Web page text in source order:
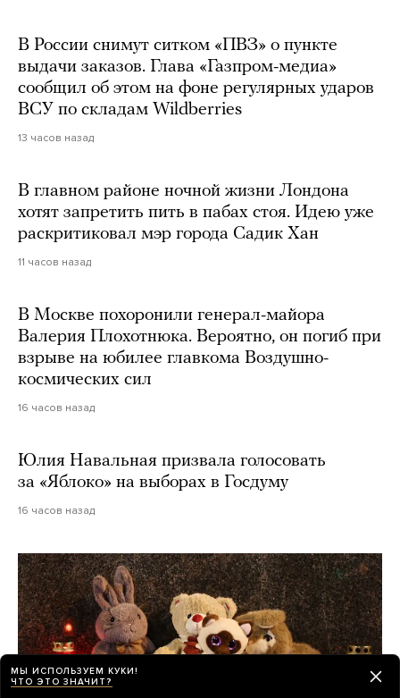
В России снимут ситком «ПВЗ» о пункте
выдачи заказов. Глава «Газпром-медиа»
сообщил об этом на фоне регулярных ударов
ВСУ по складам Wildberries
13 часов назад
В главном районе ночной жизни Лондона
хотят запретить пить в пабах стоя. Идею уже
раскритиковал мэр города Садик Хан
11 часов назад
В Москве похоронили генерал-майора
Валерия Плохотнюка. Вероятно, он погиб при
взрыве на юбилее главкома Воздушно-
космических сил
16 часов назад
Юлия Навальная призвала голосовать
за «Яблоко» на выборах в Госдуму
16 часов назад
МЫ ИСПОЛЬЗУЕМ КУКИ!
ЧТО ЭТО ЗНАЧИТ?